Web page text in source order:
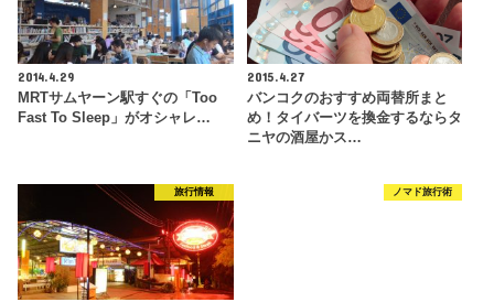
2014.4.29
MRTサムヤーン駅すぐの「Too
Fast To Sleep」がオシャレ…
2015.4.27
バンコクのおすすめ両替所まと
め！タイバーツを換金するならタ
ニヤの酒屋かス…
旅行情報 ノマド旅行術